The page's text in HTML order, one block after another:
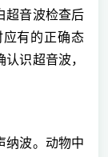
超音波检查后
有的正确态
识超音波，
波。动物中